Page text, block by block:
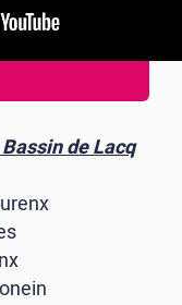
de Lacq